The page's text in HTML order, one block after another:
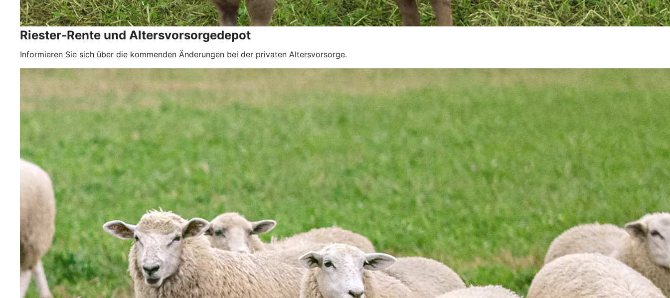
Riester-Rente und Altersvorsorgedepot
Informieren Sie sich über die kommenden Änderungen bei der privaten Altersvorsorge.